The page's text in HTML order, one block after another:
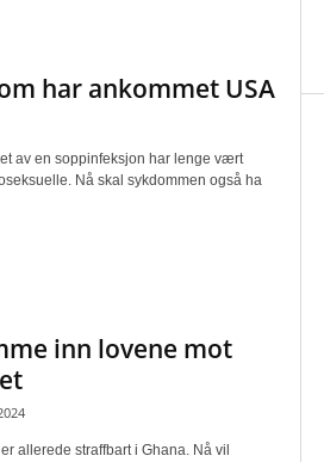
har ankommet USA
av en soppinfeksjon har lenge vært
Nå skal sykdommen også ha
inn lovene mot
allerede straffbart i Ghana. Nå vil